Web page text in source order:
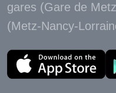
gares (Gare de
(Metz-Nancy-